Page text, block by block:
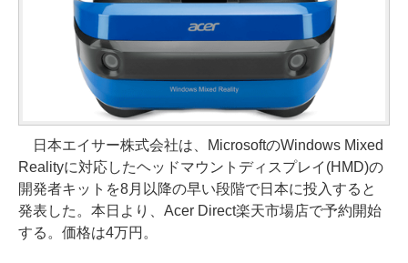
日本エイサー株式会社は、MicrosoftのWindows Mixed
Realityに対応したヘッドマウントディスプレイ(HMD)の
開発者キットを8月以降の早い段階で日本に投入すると
発表した。本日より、Acer Direct楽天市場店で予約開始
する。価格は4万円。